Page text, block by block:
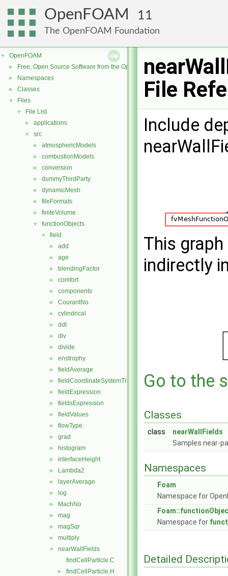
OpenFOAM 11
The OpenFOAM Foundation
▼ OpenFOAM
► Free, Open Source Software from the OpenFOAM Foundation
► Namespaces
► Classes
▼ Files
▼ File List
► applications
▼ src
► atmosphericModels
► combustionModels
► conversion
► dummyThirdParty
► dynamicMesh
► fileFormats
► finiteVolume
▼ functionObjects
▼ field
► add
► age
► blendingFactor
► comfort
► components
► CourantNo
► cylindrical
► ddt
► div
► divide
► enstrophy
► fieldAverage
► fieldCoordinateSystemTransform
► fieldExpression
► fieldsExpression
► fieldValues
► flowType
► grad
► histogram
► interfaceHeight
► Lambda2
► layerAverage
► log
► MachNo
► mag
► magSqr
► multiply
▼
nearWallFields
findCellParticle.C
► findCellParticle.H
File
Include
This
indirectly
Go to the
Classes
class
nearWallFields
Samples near-
Namespaces
Foam
Namespace for
Namespace for
Detailed